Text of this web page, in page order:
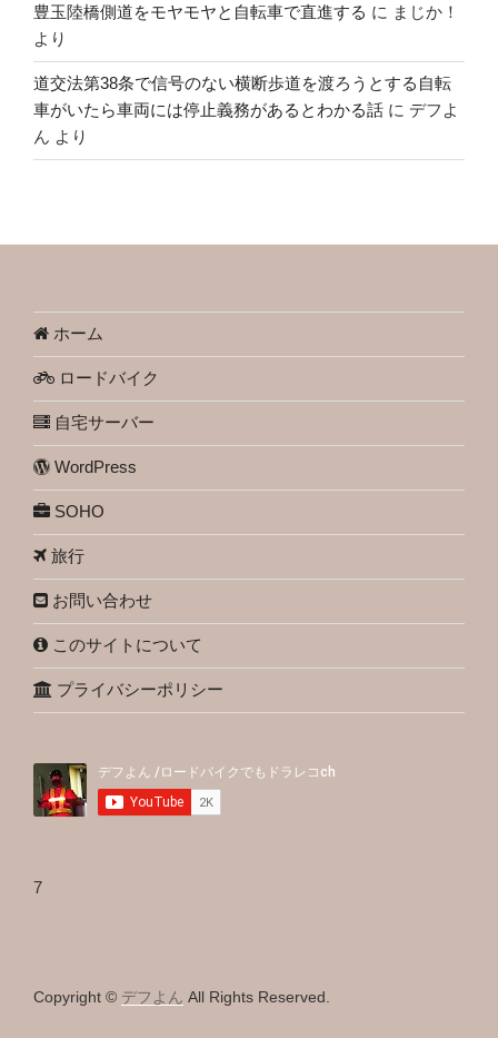
豊玉陸橋側道をモヤモヤと自転車で直進する に まじか！
より
道交法第38条で信号のない横断歩道を渡ろうとする自転
車がいたら車両には停止義務があるとわかる話 に デフよ
ん より
ホーム
ロードバイク
自宅サーバー
WordPress
SOHO
旅行
お問い合わせ
このサイトについて
プライバシーポリシー
7
Copyright © デフよん All Rights Reserved.